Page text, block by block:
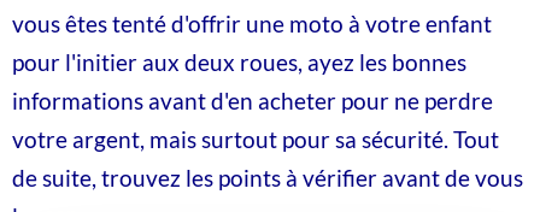
vous êtes tenté d'offrir une moto à votre enfant
pour l'initier aux deux roues, ayez les bonnes
informations avant d'en acheter pour ne perdre
votre argent, mais surtout pour sa sécurité. Tout
de suite, trouvez les points à vérifier avant de vous